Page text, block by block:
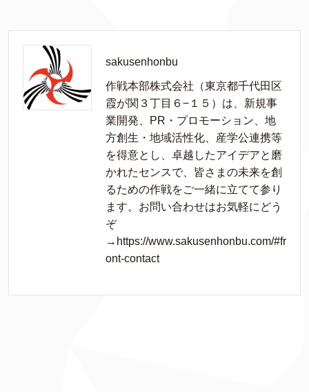
sakusenhonbu
作戦本部株式会社（東京都千代田区
霞が関３丁目６−１５）は、新規事
業開発、PR・プロモーション、地
方創生・地域活性化、産学公連携等
を得意とし、卓越したアイデアと磨
かれたセンスで、皆さまの未来を創
るための作戦をご一緒に立てて参り
ます。お問い合わせはお気軽にどう
ぞ
→https://www.sakusenhonbu.com/#fr
ont-contact